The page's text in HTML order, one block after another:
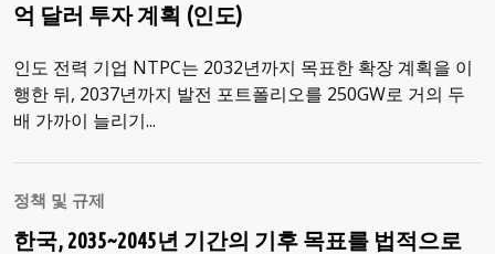
억 달러 투자 계획 (인도)
인도 전력 기업 NTPC는 2032년까지 목표한 확장 계획을 이
행한 뒤, 2037년까지 발전 포트폴리오를 250GW로 거의 두
배 가까이 늘리기...
정책 및 규제
한국, 2035~2045년 기간의 기후 목표를 법적으로